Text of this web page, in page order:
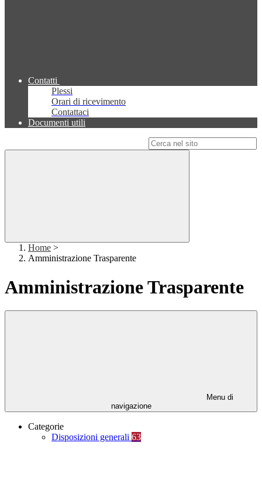
Contatti
Plessi
Orari di ricevimento
Contattaci
Documenti utili
Home >
Amministrazione Trasparente
Amministrazione Trasparente
Menu di
navigazione
Categorie
Disposizioni generali 63